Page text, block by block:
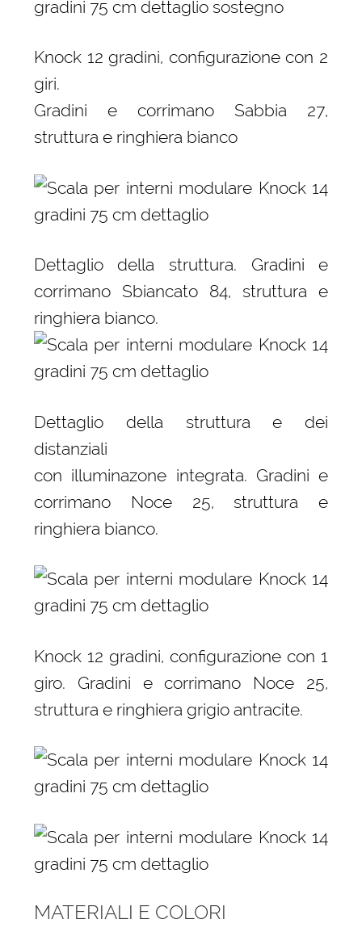
Knock 12 gradini, configurazione con 2
giri.
Gradini e corrimano Sabbia 27,
struttura e ringhiera bianco
Dettaglio della struttura. Gradini e
corrimano Sbiancato 84, struttura e
ringhiera bianco.
Dettaglio della struttura e dei
distanziali
con illuminazone integrata. Gradini e
corrimano Noce 25, struttura e
ringhiera bianco.
Knock 12 gradini, configurazione con 1
giro. Gradini e corrimano Noce 25,
struttura e ringhiera grigio antracite.
MATERIALI E COLORI